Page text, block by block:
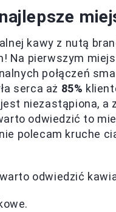
kawy z nutą
Na pierwszym
połączeń
serca aż 85%
niezastąpiona, a
odwiedzić to
polecam kruche
odwiedzić